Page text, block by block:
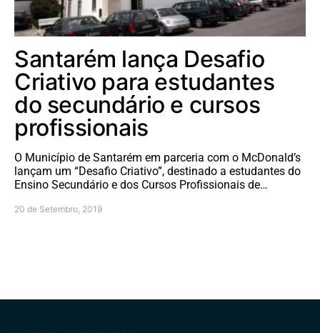
Santarém lança Desafio
Criativo para estudantes
do secundário e cursos
profissionais
O Município de Santarém em parceria com o McDonald’s
lançam um “Desafio Criativo”, destinado a estudantes do
Ensino Secundário e dos Cursos Profissionais de…
20 de Setembro, 2019